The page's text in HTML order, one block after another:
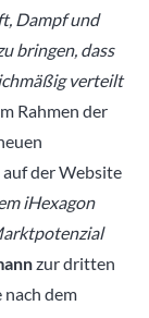
Dampf und
bringen, dass
verteilt
Rahmen der
der Website
iHexagon
zur dritten
dem